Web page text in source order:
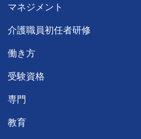
マネジメント
介護職員初任者研修
働き方
受験資格
専門
教育